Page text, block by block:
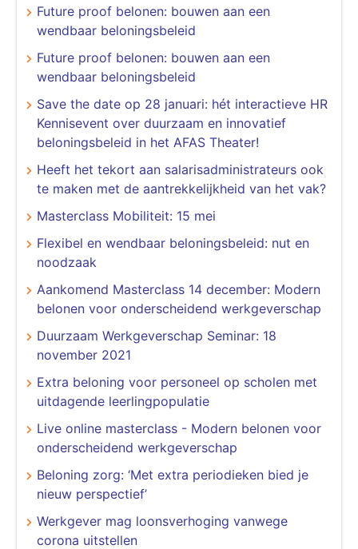
Future proof belonen: bouwen aan een
wendbaar beloningsbeleid
Future proof belonen: bouwen aan een
wendbaar beloningsbeleid
Save the date op 28 januari: hét interactieve HR
Kennisevent over duurzaam en innovatief
beloningsbeleid in het AFAS Theater!
Heeft het tekort aan salarisadministrateurs ook
te maken met de aantrekkelijkheid van het vak?
Masterclass Mobiliteit: 15 mei
Flexibel en wendbaar beloningsbeleid: nut en
noodzaak
Aankomend Masterclass 14 december: Modern
belonen voor onderscheidend werkgeverschap
Duurzaam Werkgeverschap Seminar: 18
november 2021
Extra beloning voor personeel op scholen met
uitdagende leerlingpopulatie
Live online masterclass - Modern belonen voor
onderscheidend werkgeverschap
Beloning zorg: ‘Met extra periodieken bied je
nieuw perspectief’
Werkgever mag loonsverhoging vanwege
corona uitstellen